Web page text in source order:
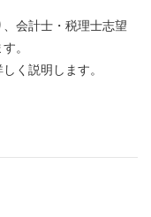
会計士・税理士志望
。
く説明します。